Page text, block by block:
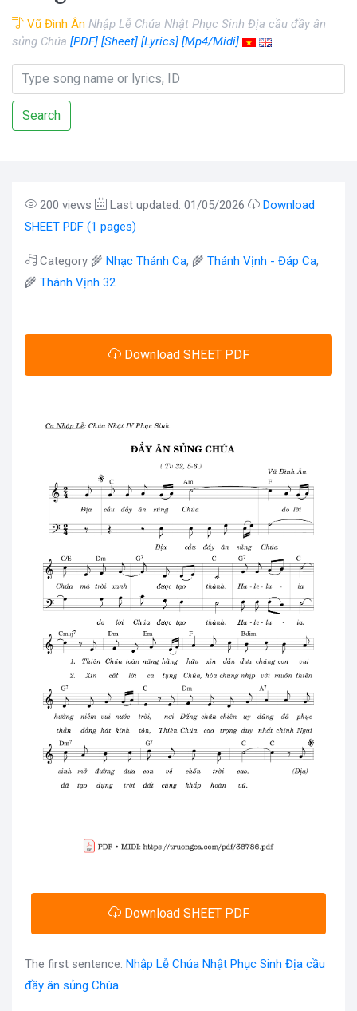
Vũ Đình Ân Nhập Lễ Chúa Nhật Phục Sinh Địa cầu đầy ân
sủng Chúa [PDF] [Sheet] [Lyrics] [Mp4/Midi]
Search
200 views Last updated: 01/05/2026
Download
SHEET PDF (1 pages)
Category 🌾 Nhạc Thánh Ca, 🌾 Thánh Vịnh - Đáp Ca,
🌾 Thánh Vịnh 32
Download SHEET PDF
Download SHEET PDF
The first sentence: Nhập Lễ Chúa Nhật Phục Sinh Địa cầu
đầy ân sủng Chúa